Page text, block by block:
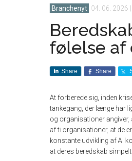
Branchenyt 04. 06. 2026
følelse
Share Share
At forberede sig, inden
tankegang, der længe har
og organisationer angiver,
af ti organisationer, at de
konstante udvikling af AI
at deres beredskab